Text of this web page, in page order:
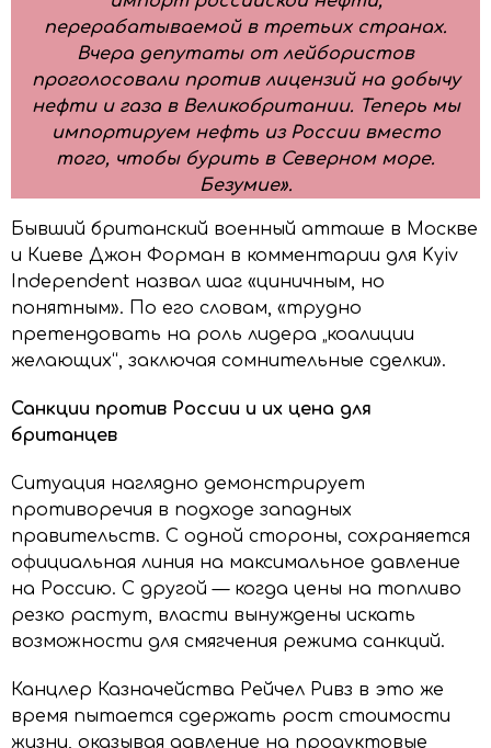
перерабатываемой в третьих странах.
Вчера депутаты от лейбористов
проголосовали против лицензий на добычу
нефти и газа в Великобритании. Теперь мы
импортируем нефть из России вместо
того, чтобы бурить в Северном море.
Безумие».
Бывший британский военный атташе в Москве
и Киеве Джон Форман в комментарии для Kyiv
Independent назвал шаг «циничным, но
понятным». По его словам, «трудно
претендовать на роль лидера „коалиции
желающих“, заключая сомнительные сделки».
Санкции против России и их цена для
британцев
Ситуация наглядно демонстрирует
противоречия в подходе западных
правительств. С одной стороны, сохраняется
официальная линия на максимальное давление
на Россию. С другой — когда цены на топливо
резко растут, власти вынуждены искать
возможности для смягчения режима санкций.
Канцлер Казначейства Рейчел Ривз в это же
время пытается сдержать рост стоимости
жизни, оказывая давление на продуктовые